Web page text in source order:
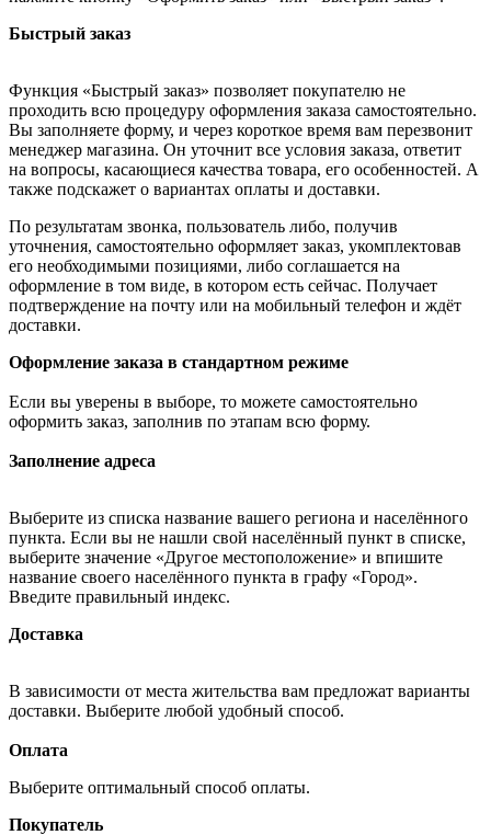
Быстрый заказ
Функция «Быстрый заказ» позволяет покупателю не
проходить всю процедуру оформления заказа самостоятельно.
Вы заполняете форму, и через короткое время вам перезвонит
менеджер магазина. Он уточнит все условия заказа, ответит
на вопросы, касающиеся качества товара, его особенностей. А
также подскажет о вариантах оплаты и доставки.
По результатам звонка, пользователь либо, получив
уточнения, самостоятельно оформляет заказ, укомплектовав
его необходимыми позициями, либо соглашается на
оформление в том виде, в котором есть сейчас. Получает
подтверждение на почту или на мобильный телефон и ждёт
доставки.
Оформление заказа в стандартном режиме
Если вы уверены в выборе, то можете самостоятельно
оформить заказ, заполнив по этапам всю форму.
Заполнение адреса
Выберите из списка название вашего региона и населённого
пункта. Если вы не нашли свой населённый пункт в списке,
выберите значение «Другое местоположение» и впишите
название своего населённого пункта в графу «Город».
Введите правильный индекс.
Доставка
В зависимости от места жительства вам предложат варианты
доставки. Выберите любой удобный способ.
Оплата
Выберите оптимальный способ оплаты.
Покупатель